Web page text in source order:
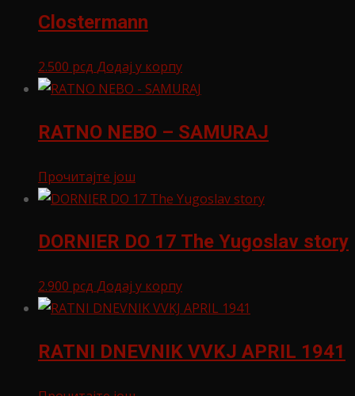
Clostermann
2.500 рсд Додај у корпу
RATNO NEBO – SAMURAJ
Прочитајте још
DORNIER DO 17 The Yugoslav story
2.900 рсд Додај у корпу
RATNI DNEVNIK VVKJ APRIL 1941